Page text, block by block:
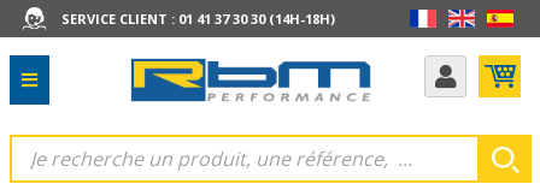
SERVICE CLIENT : 01 41 37 30 30 (14H-18H)